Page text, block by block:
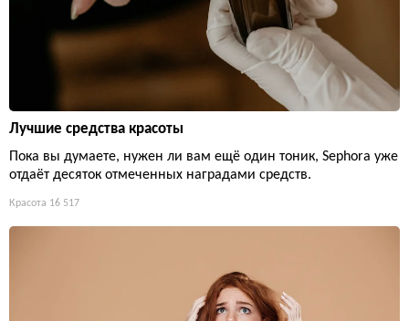
Лучшие средства красоты
Пока вы думаете, нужен ли вам ещё один тоник, Sephora уже
отдаёт десяток отмеченных наградами средств.
Красота 16 517